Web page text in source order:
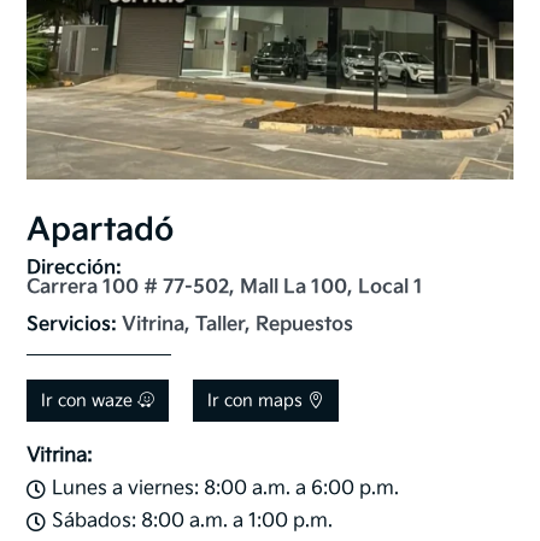
Apartadó
Dirección:
Carrera 100 # 77-502, Mall La 100, Local 1
Servicios: Vitrina, Taller, Repuestos
Ir con waze Ir con maps
Vitrina:
 Lunes a viernes: 8:00 a.m. a 6:00 p.m.
 Sábados: 8:00 a.m. a 1:00 p.m.